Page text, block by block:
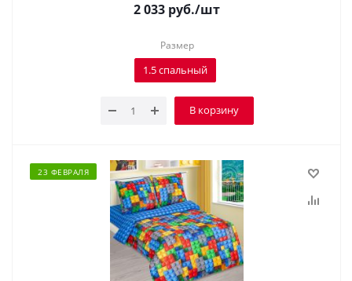
2 033 руб./шт
Размер
1.5 спальный
В корзину
23 ФЕВРАЛЯ